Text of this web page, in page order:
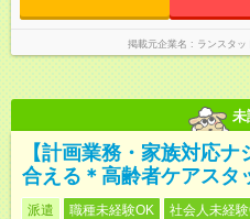
掲載元企業名 ランスタ
未
【計画業務・家族対応
合える＊高齢者ケアスタ
派遣 職種未経験OK 社会人未経